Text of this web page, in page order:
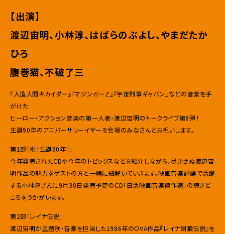
【出演】
渡辺宙明、小林淳、はばらのぶよし、やまだたか
ひろ
腹巻猫、不破了三
『人造人間キカイダー』『マジンガーＺ』『宇宙刑事ギャバン』などの音楽を手
がけた
ヒーロー・アクション音楽の第一人者・渡辺宙明のトークライブ第8弾！
生誕90年のアニバーサリーイヤーを会場のみなさんとお祝いします。
第1部「祝！生誕90年！」
今年発売されたCDや今年のトピックスなどを紹介しながら、尽きせぬ渡辺宙
明作品の魅力をゲストの方と一緒に紐解いていきます。映画音楽評論で活躍
する小林淳さんに9月30日発売予定のCD「日活映画音楽傑作選」の聴きど
ころをうかがいます。
第2部「レイナ伝説」
渡辺宙明が主題歌・音楽を担当した1986年のOVA作品『レイナ剣狼伝説』を